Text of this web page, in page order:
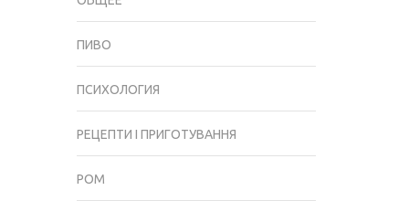
ПИВО
ПСИХОЛОГИЯ
РЕЦЕПТИ І ПРИГОТУВАННЯ
РОМ